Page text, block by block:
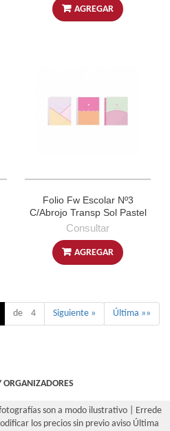
AGREGAR
Folio Fw Escolar Nº3
C/Abrojo Transp Sol Pastel
Consultar
AGREGAR
de 4 Siguiente » Última »»
ORGANIZADORES
son a modo ilustrativo | Errede
los precios sin previo aviso Última